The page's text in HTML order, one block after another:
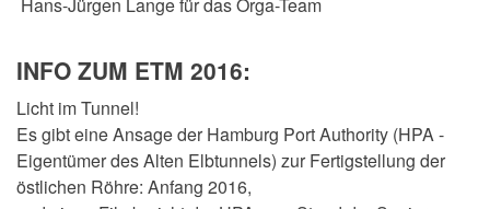
Hans-Jürgen Lange für das Orga-Team
INFO ZUM ETM 2016:
Licht im Tunnel!
Es gibt eine Ansage der Hamburg Port Authority (HPA -
Eigentümer des Alten Elbtunnels) zur Fertigstellung der
östlichen Röhre: Anfang 2016,